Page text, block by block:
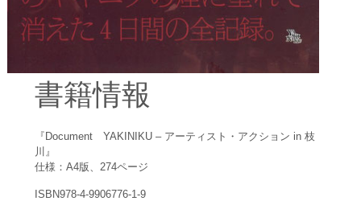
書籍情報
『Document YAKINIKU – アーティスト・アクション in 枝
川』
仕様：A4版、274ページ
ISBN978-4-9906776-1-9